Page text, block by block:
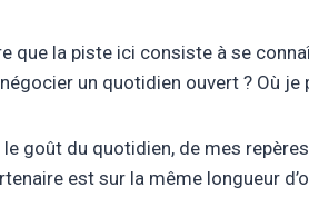
que la piste ici consiste à se
un quotidien ouvert ? Où
le goût du quotidien, de mes
est sur la même longueur